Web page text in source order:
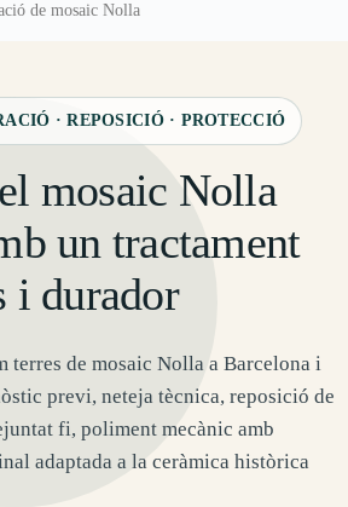
de mosaic Nolla
· REPOSICIÓ · PROTECCIÓ
mosaic Nolla
un tractament
i durador
terres de mosaic Nolla a Barcelona i
previ, neteja tècnica, reposició de
fi, poliment mecànic amb
adaptada a la ceràmica històrica